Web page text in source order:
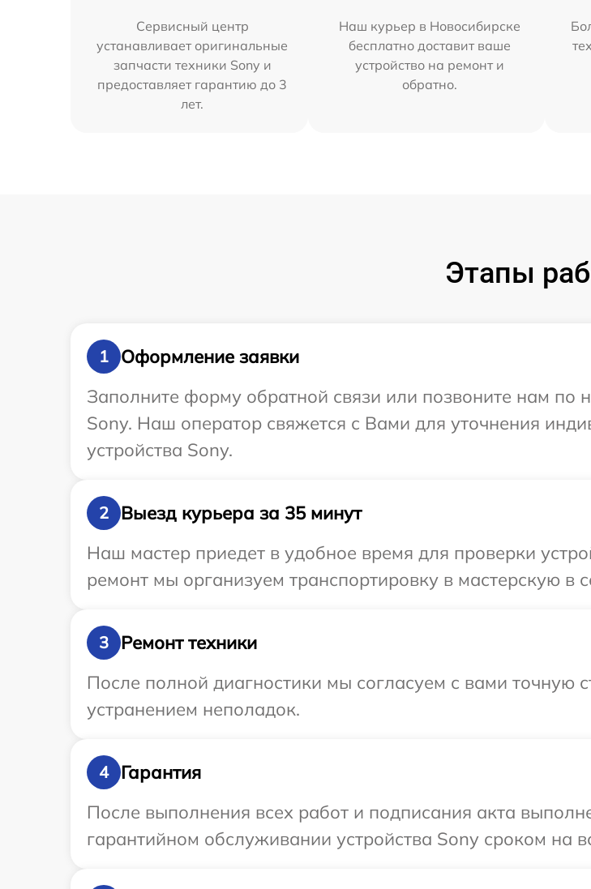
Сервисный центр
устанавливает оригинальные
запчасти техники Sony и
предоставляет гарантию до 3
лет.
Наш курьер в Новосибирске
бесплатно доставит ваше
устройство на ремонт и
обратно.
Этапы
1
Оформление заявки
Заполните форму обратной связи или позвоните нам по
Sony. Наш оператор свяжется с Вами для уточнения
устройства Sony.
2
Выезд курьера за 35 минут
Наш мастер приедет в удобное время для проверки
ремонт мы организуем транспортировку в мастерскую в
3
Ремонт техники
После полной диагностики мы согласуем с вами точную
устранением неполадок.
4
Гарантия
После выполнения всех работ и подписания акта
гарантийном обслуживании устройства Sony сроком на